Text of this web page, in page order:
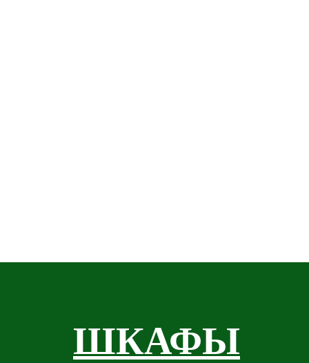
ШКАФЫ